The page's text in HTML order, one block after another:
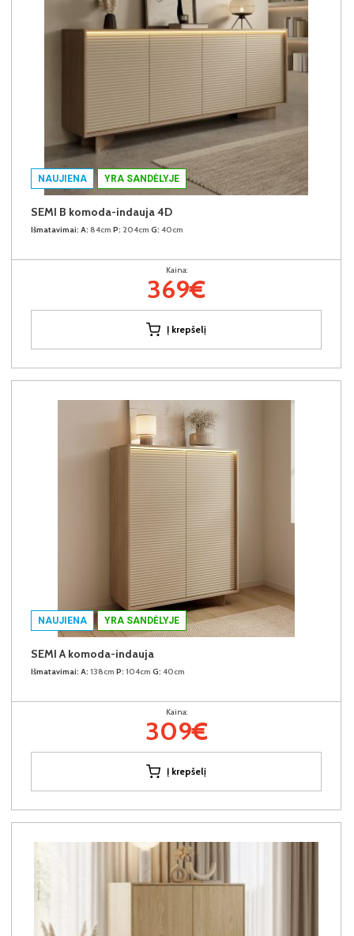
NAUJIENA YRA SANDĖLYJE
SEMI B komoda-indauja 4D
Išmatavimai: A: 84cm P: 204cm G: 40cm
Kaina:
369€
Į krepšelį
NAUJIENA YRA SANDĖLYJE
SEMI A komoda-indauja
Išmatavimai: A: 138cm P: 104cm G: 40cm
Kaina:
309€
Į krepšelį